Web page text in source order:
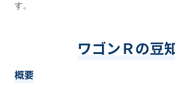
す。
ワゴンＲの豆
概要